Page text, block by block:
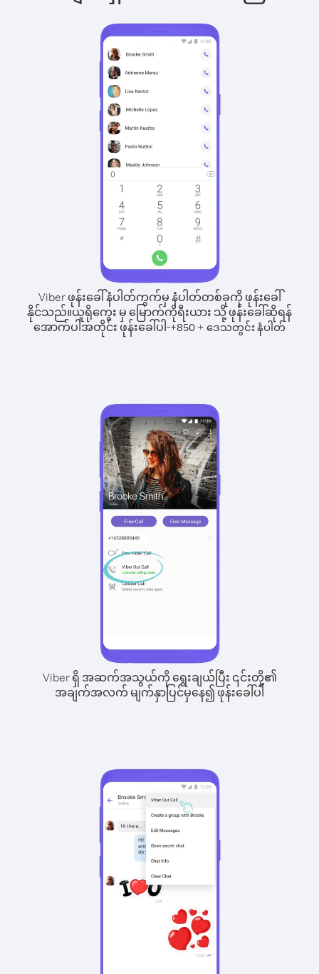
Viber ဖုန်းခေါ်နံပါတ်ကွက်မှ နံပါတ်တစ်ခုကို ဖုန်းခေါ်
နိုင်သည်။ယူရိုကွေး မှ မြောက်ကိုရီးယား သို့ ဖုန်းခေါ်ဆိုရန်
အောက်ပါအတိုင်း ဖုန်းခေါ်ပါ-+850 + ဒေသတွင်း နံပါတ်
Viber ရှိ အဆက်အသွယ်ကို ရွေးချယ်ပြီး ၎င်းတို့၏
အချက်အလက် မျက်နှာပြင်မှနေ၍ ဖုန်းခေါ်ပါ